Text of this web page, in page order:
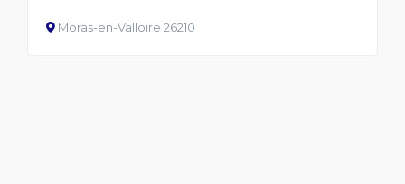
Moras-en-Valloire 26210